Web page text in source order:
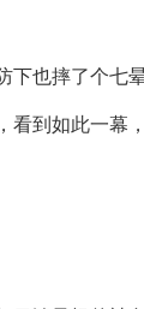
也摔了个七
看到如此一幕